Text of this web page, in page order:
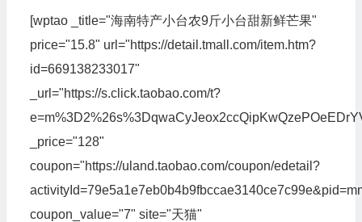
[wptao _title="海南特产小台农9斤小台甜新鲜芒果"
price="15.8" url="https://detail.tmall.com/item.htm?
id=669138233017"
_url="https://s.click.taobao.com/t?
_price="128"
coupon="https://uland.taobao.com/coupon/edetail?
coupon_value="7" site="天猫"